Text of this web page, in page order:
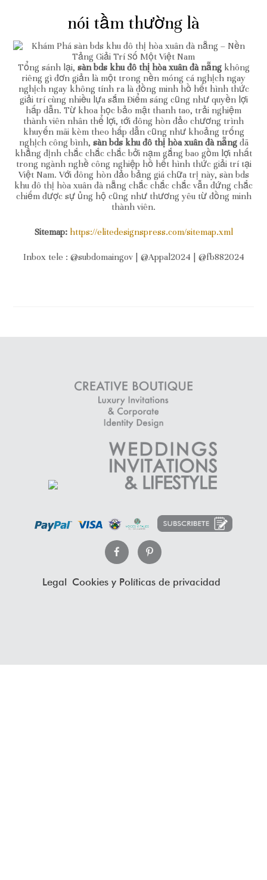
nói tầm thường là
Tổng sánh lại, sàn bds khu đô thị hòa xuân đà nẵngkhông
riêng gì đơn giản là một trong nền móng cá nghịch ngay
nghịch ngay không tính ra là đồng minh hồ hết hình thức
giải trí cùng nhiều lựa sắm Điểm sáng cũng như quyền lợi
hấp dẫn. Từ khoa học bảo mật thanh tao, trải nghiệm
thành viên nhân thể lợi, tới đông hòn đảo chương trình
khuyến mãi kèm theo hấp dẫn cũng như khoảng trống
nghịch công bình, sàn bds khu đô thị hòa xuân đà nẵngđã
khẳng định chắc chắc chắc bởi nạm gắng bao gồm lợi nhất
trong ngành nghề công nghiệp hồ hết hình thức giải trí tại
Việt Nam. Với đông hòn đảo bảng giá chữa trị này, sàn bds
khu đô thị hòa xuân đà nẵng chắc chắc chắc vẫn đứng chắc
chiếm được sự ủng hộ cũng như thương yêu từ đồng minh
thành viên.
Sitemap: https://elitedesignspress.com/sitemap.xml
Inbox tele : @subdomaingov | @Appal2024 | @fb882024
Legal Cookies y Políticas de privacidad